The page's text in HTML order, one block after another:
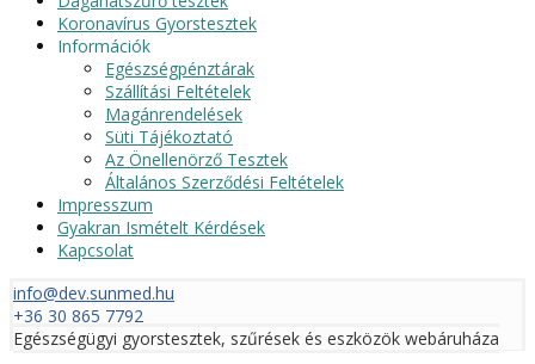
Koronavírus Gyorstesztek
Információk
Egészségpénztárak
Szállítási Feltételek
Magánrendelések
Süti Tájékoztató
Az Önellenörző Tesztek
Általános Szerződési Feltételek
Impresszum
Gyakran Ismételt Kérdések
Kapcsolat
info@dev.sunmed.hu
+36 30 865 7792
Egészségügyi gyorstesztek, szűrések és eszközök webáruháza